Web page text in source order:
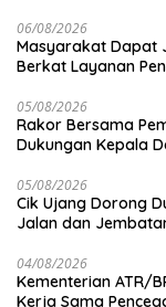
06/08/2026
Masyarakat Dapat
Berkat Layanan
05/08/2026
Rakor Bersama
Dukungan Kepala
05/08/2026
Cik Ujang Dorong
Jalan dan
04/08/2026
Kementerian ATR/
Kerja Sama